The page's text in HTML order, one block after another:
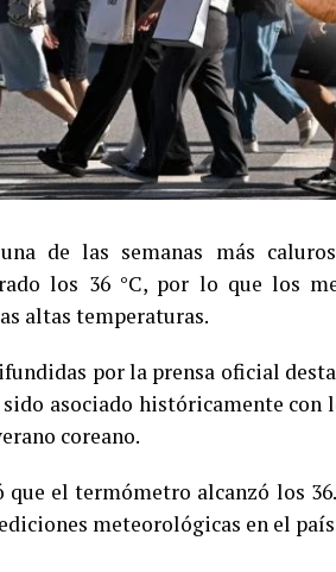
de las semanas más
los 36 °C, por lo que los
altas temperaturas.
por la prensa oficial
asociado históricamente con
coreano.
el termómetro alcanzó los
meteorológicas en el